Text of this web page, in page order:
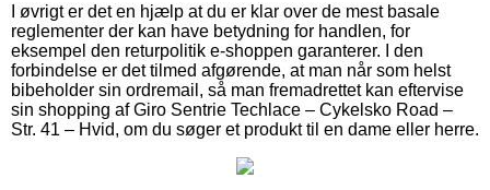
I øvrigt er det en hjælp at du er klar over de mest basale
reglementer der kan have betydning for handlen, for
eksempel den returpolitik e-shoppen garanterer. I den
forbindelse er det tilmed afgørende, at man når som helst
bibeholder sin ordremail, så man fremadrettet kan eftervise
sin shopping af Giro Sentrie Techlace – Cykelsko Road –
Str. 41 – Hvid, om du søger et produkt til en dame eller herre.